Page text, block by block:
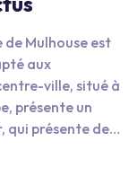
de Mulhouse est
aux
ville, situé à
présente un
présente de
attraits culturels.
se poursuivra